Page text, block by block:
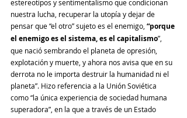
estereotipos y sentimentalismo que condicionan
nuestra lucha, recuperar la utopía y dejar de
pensar que “el otro” sujeto es el enemigo, “porque
el enemigo es el sistema, es el capitalismo”,
que nació sembrando el planeta de opresión,
explotación y muerte, y ahora nos avisa que en su
derrota no le importa destruir la humanidad ni el
planeta”. Hizo referencia a la Unión Soviética
como “la única experiencia de sociedad humana
superadora”, en la que a través de un Estado